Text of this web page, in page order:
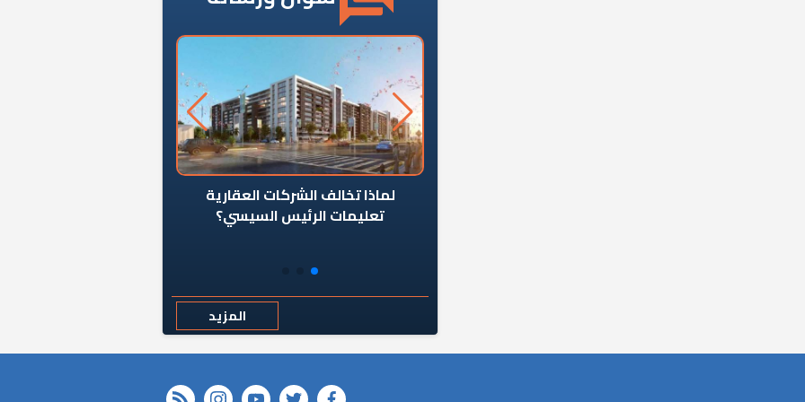
من يوقف سرطان الأبراج السكنية
المخالفة ياحكومة؟
المزيد